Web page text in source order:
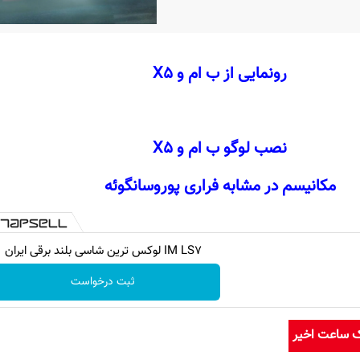
رونمایی از ب ام و X5
نصب لوگو ب ام و X5
مکانیسم در مشابه فراری پوروسانگوئه
IM LS7 لوکس ترین شاسی بلند برقی ایران
ثبت درخواست
ساعت اخیر